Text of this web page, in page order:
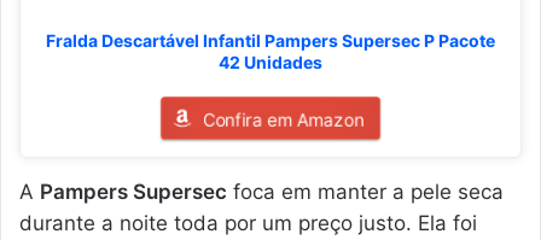
Fralda Descartável Infantil Pampers Supersec P Pacote
42 Unidades
Confira em Amazon
A Pampers Supersec foca em manter a pele seca
durante a noite toda por um preço justo. Ela foi